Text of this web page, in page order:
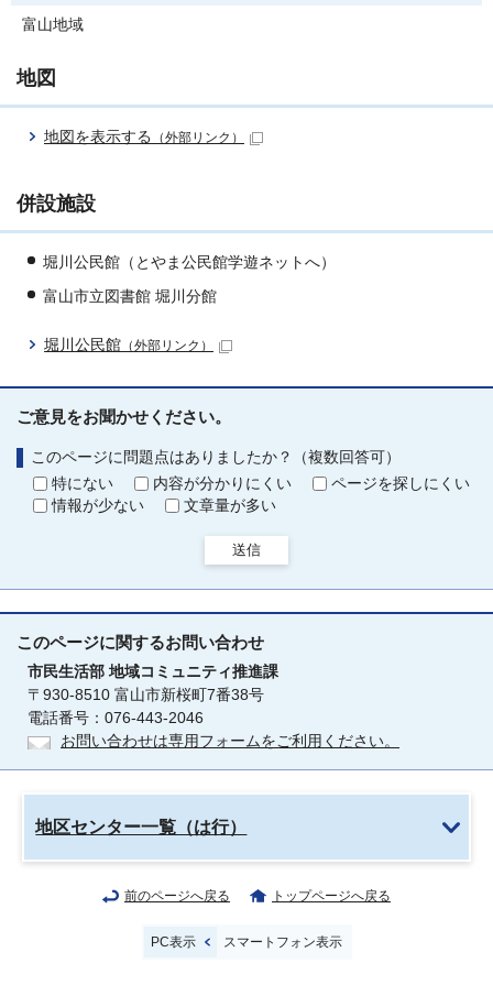
富山地域
地図
地図を表示する （外部リンク）
併設施設
堀川公民館（とやま公民館学遊ネットへ）
富山市立図書館 堀川分館
堀川公民館 （外部リンク）
ご意見をお聞かせください。
このページに問題点はありましたか？（複数回答可）
特にない
内容が分かりにくい
ページを探しにくい
情報が少ない
文章量が多い
送信
このページに関するお問い合わせ
市民生活部 地域コミュニティ推進課
〒930-8510 富山市新桜町7番38号
電話番号：076-443-2046
お問い合わせは専用フォームをご利用ください。
地区センター一覧（は行）
前のページへ戻る トップページへ戻る
PC表示 スマートフォン表示